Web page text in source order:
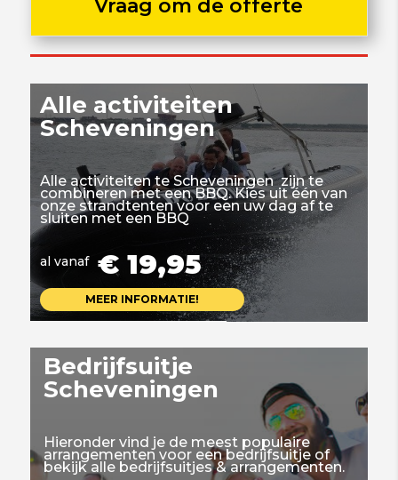
Vraag om de offerte
Alle activiteiten
Scheveningen
Alle activiteiten te Scheveningen zijn te
combineren met een BBQ. Kies uit één van
onze strandtenten voor een uw dag af te
sluiten met een BBQ
al vanaf € 19,95
MEER INFORMATIE!
Bedrijfsuitje
Scheveningen
Hieronder vind je de meest populaire
arrangementen voor een bedrijfsuitje of
bekijk alle bedrijfsuitjes & arrangementen.